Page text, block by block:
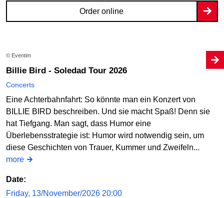
Order online
© Eventim
Billie Bird - Soledad Tour 2026
Concerts
Eine Achterbahnfahrt: So könnte man ein Konzert von
BILLIE BIRD beschreiben. Und sie macht Spaß! Denn sie
hat Tiefgang. Man sagt, dass Humor eine
Überlebensstrategie ist: Humor wird notwendig sein, um
diese Geschichten von Trauer, Kummer und Zweifeln...
more
Date:
Friday, 13/November/2026 20:00